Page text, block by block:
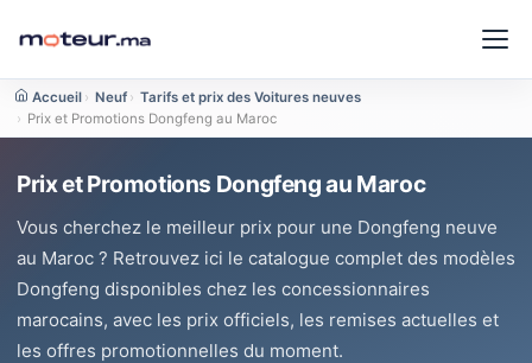
Accueil › Neuf › Tarifs et prix des Voitures neuves
› Prix et Promotions Dongfeng au Maroc
Prix et Promotions Dongfeng au Maroc
Vous cherchez le meilleur prix pour une Dongfeng neuve
au Maroc ? Retrouvez ici le catalogue complet des modèles
Dongfeng disponibles chez les concessionnaires
marocains, avec les prix officiels, les remises actuelles et
les offres promotionnelles du moment.